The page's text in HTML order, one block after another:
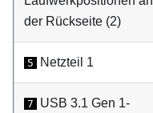
der Rückseite (2)
5 Netzteil 1
7
USB 3.1 Gen 1-